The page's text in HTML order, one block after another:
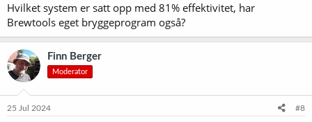
Hvilket system er satt opp med 81% effektivitet, har
Brewtools eget bryggeprogram også?
Finn Berger
Moderator
25 Jul 2024 #8